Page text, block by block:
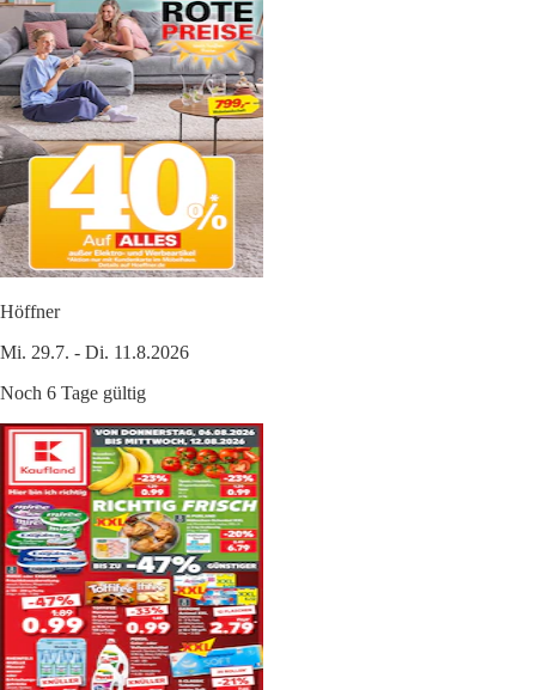
Höffner
Mi. 29.7. - Di. 11.8.2026
Noch 6 Tage gültig